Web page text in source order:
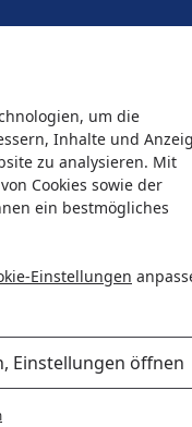
um die
Inhalte und
zu analysieren. Mit
Cookies sowie der
ein bestmögliches
Einstellungen
Einstellungen öffnen
Verbesserung der